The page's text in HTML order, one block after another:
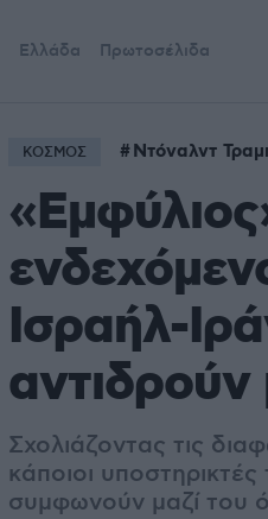
Ελλάδα Πρωτοσέλιδα
ΚΟΣΜΟΣ Ντόναλντ
Ισραήλ-
Σχολιάζοντας τις
κάποιοι
συμφωνούν μαζί του